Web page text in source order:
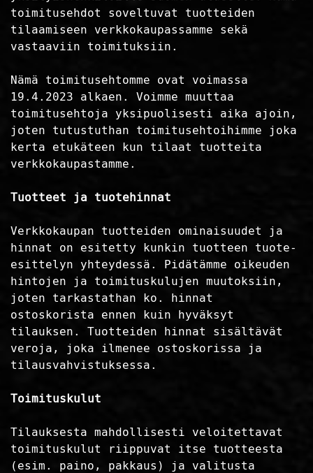
toimitusehdot soveltuvat tuotteiden
tilaamiseen verkkokaupassamme sekä
vastaaviin toimituksiin.
Nämä toimitusehtomme ovat voimassa
19.4.2023 alkaen. Voimme muuttaa
toimitusehtoja yksipuolisesti aika ajoin,
joten tutustuthan toimitusehtoihimme joka
kerta etukäteen kun tilaat tuotteita
verkkokaupastamme.
Tuotteet ja tuotehinnat
Verkkokaupan tuotteiden ominaisuudet ja
hinnat on esitetty kunkin tuotteen tuote-
esittelyn yhteydessä. Pidätämme oikeuden
hintojen ja toimituskulujen muutoksiin,
joten tarkastathan ko. hinnat
ostoskorista ennen kuin hyväksyt
tilauksen. Tuotteiden hinnat sisältävät
veroja, joka ilmenee ostoskorissa ja
tilausvahvistuksessa.
Toimituskulut
Tilauksesta mahdollisesti veloitettavat
toimituskulut riippuvat itse tuotteesta
(esim. paino, pakkaus) ja valitusta